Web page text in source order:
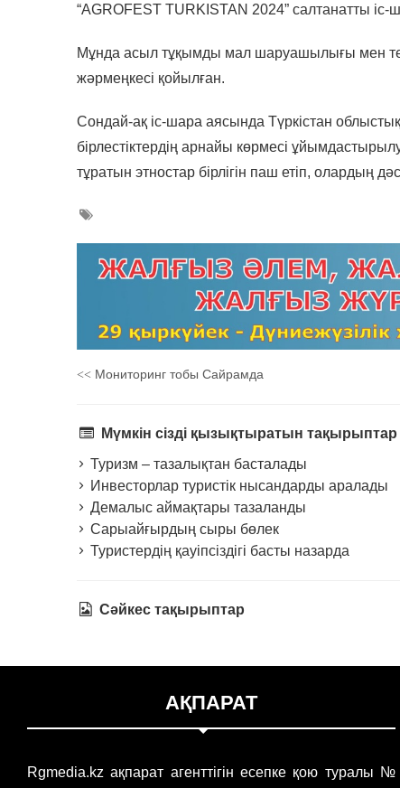
“AGROFEST TURKISTAN 2024” салтанатты іс-
Мұнда асыл тұқымды мал шаруашылығы мен
жәрмеңкесі қойылған.
Сондай-ақ іс-шара аясында Түркістан
бірлестіктердің арнайы көрмесі
тұратын этностар бірлігін паш етіп, олардың
<< Мониторинг тобы Сайрамда
Мүмкін сізді қызықтыратын тақырыптар
Туризм – тазалықтан басталады
Инвесторлар туристік нысандарды аралады
Демалыс аймақтары тазаланды
Сарыайғырдың сыры бөлек
Туристердің қауіпсіздігі басты назарда
Сәйкес тақырыптар
АҚПАРАТ
Rgmedia.kz ақпарат агенттігін есепке қою туралы №